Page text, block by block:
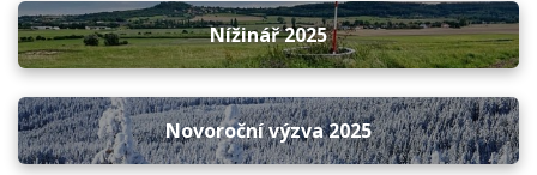
Nížinář 2025
Novoroční výzva 2025